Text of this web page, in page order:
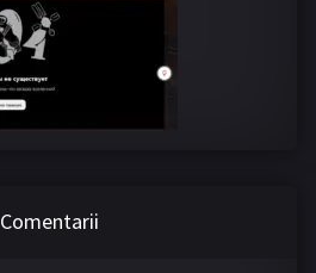
Comentarii